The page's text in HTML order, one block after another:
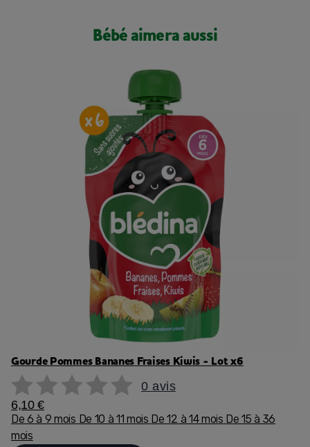
Bébé aimera aussi
Gourde Pommes Bananes Fraises Kiwis - Lot x6
0 avis
6,10 €
De 6 à 9 mois De 10 à 11 mois De 12 à 14 mois De 15 à 36
mois